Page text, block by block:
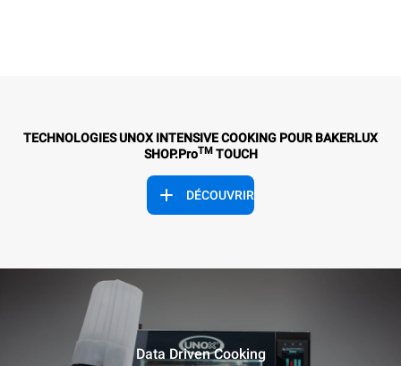
TECHNOLOGIES UNOX INTENSIVE COOKING POUR BAKERLUX
SHOP.ProTMTOUCH
DÉCOUVRIR
Data Driven Cooking